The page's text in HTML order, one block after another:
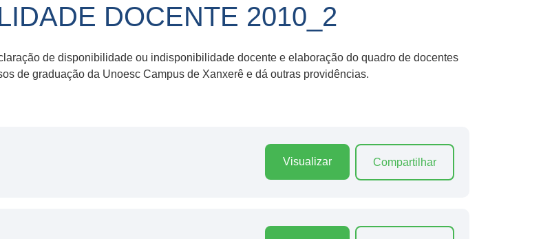
DOCENTE 2010_2
de disponibilidade ou indisponibilidade docente e elaboração do quadro de docentes
de graduação da Unoesc Campus de Xanxerê e dá outras providências.
Visualizar Compartilhar